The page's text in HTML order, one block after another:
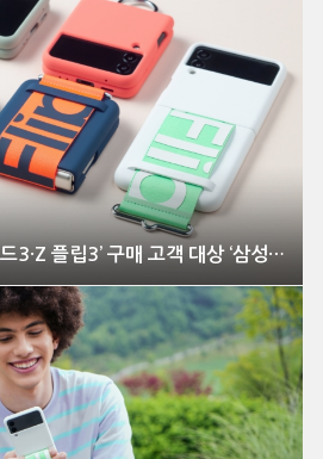
삼성전자, ‘갤럭시 Z 폴드3·Z 플립3’ 구매 고객 대상 ‘삼성케어플러스 케이스구독형’ 서비스 출시